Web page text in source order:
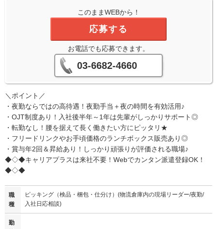
このままWEBから！
応募する
お電話でも応募できます。
03-6682-4660
＼ポイント／
・夜勤ならではの高待遇！夜勤手当＋夜の時間を有効活用♪
・OJT制度あり！入社後半年～1年は先輩がしっかりサポート◎
・転勤なし！腰を据えて長く働きたい方にピッタリ★
・フリードリンクやお手頃価格のランチボックス販売あり◎
・賞与年2回＆昇給あり！しっかり頑張りが評価される職場♪
◆◇◆キャリアプラスは来社不要！Webでカンタン派遣登録OK！
◆◇◆
職
種
ピッキング（検品・梱包・仕分け）(物流倉庫内の現場リーダー/夜勤/
入社日応相談)
勤